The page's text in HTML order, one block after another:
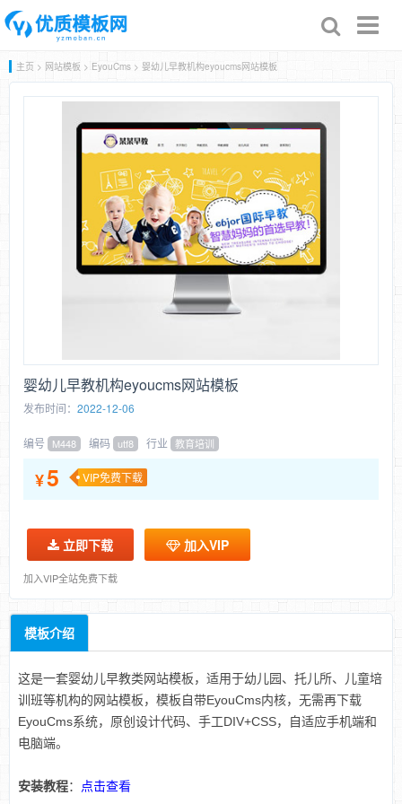
主页 > 网站模板 > EyouCms > 婴幼儿早教机构eyoucms网站模板
婴幼儿早教机构eyoucms网站模板
发布时间： 2022-12-06
编号 M448 编码 utf8 行业 教育培训
¥5 VIP免费下载
立即下载 加入VIP
加入VIP全站免费下载
模板介绍
这是一套婴幼儿早教类网站模板，适用于幼儿园、托儿所、儿童培
训班等机构的网站模板，模板自带EyouCms内核，无需再下载
EyouCms系统，原创设计代码、手工DIV+CSS，自适应手机端和
电脑端。
安装教程： 点击查看